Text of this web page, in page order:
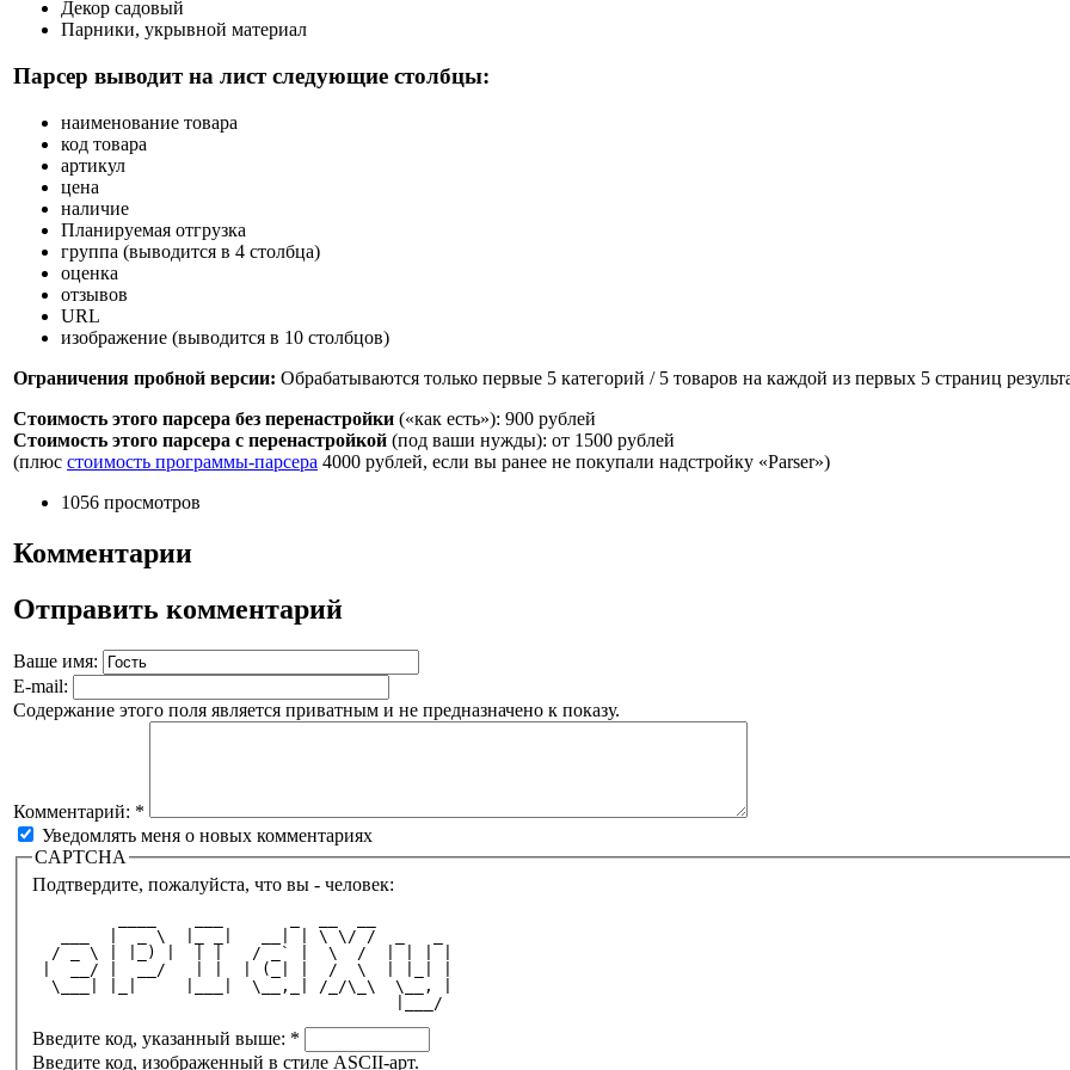
Декор садовый
Парники, укрывной материал
Парсер выводит на лист следующие столбцы:
наименование товара
код товара
артикул
цена
наличие
Планируемая отгрузка
группа (выводится в 4 столбца)
оценка
отзывов
URL
изображение (выводится в 10 столбцов)
Ограничения пробной версии: Обрабатываются только первые 5 категорий / 5 товаров на каждой из первых 5 страниц
Стоимость этого парсера без перенастройки («как есть»): 900 рублей
Стоимость этого парсера c перенастройкой (под ваши нужды): от 1500 рублей
(плюс стоимость программы-парсера 4000 рублей, если вы ранее не покупали надстройку «Parser»)
1056 просмотров
Комментарии
Отправить комментарий
Ваше имя:
E-mail:
Содержание этого поля является приватным и не предназначено к показу.
Комментарий: *
Уведомлять меня о новых комментариях
CAPTCHA
Подтвердите, пожалуйста, что вы - человек:
   ___  |  _ \  |_ _|   __| | \ \/ /  _   _
  / _ \ | |_) |  | |   / _` |  \  /  | | | |
|  __/ |  __/   | |  | (_| |  /  \  | |_| |
  \___| |_|     |___|  \__,_| /_/\_\  \__, |
                                      |___/
Введите код, указанный выше: *
Введите код, изображенный в стиле ASCII-арт.